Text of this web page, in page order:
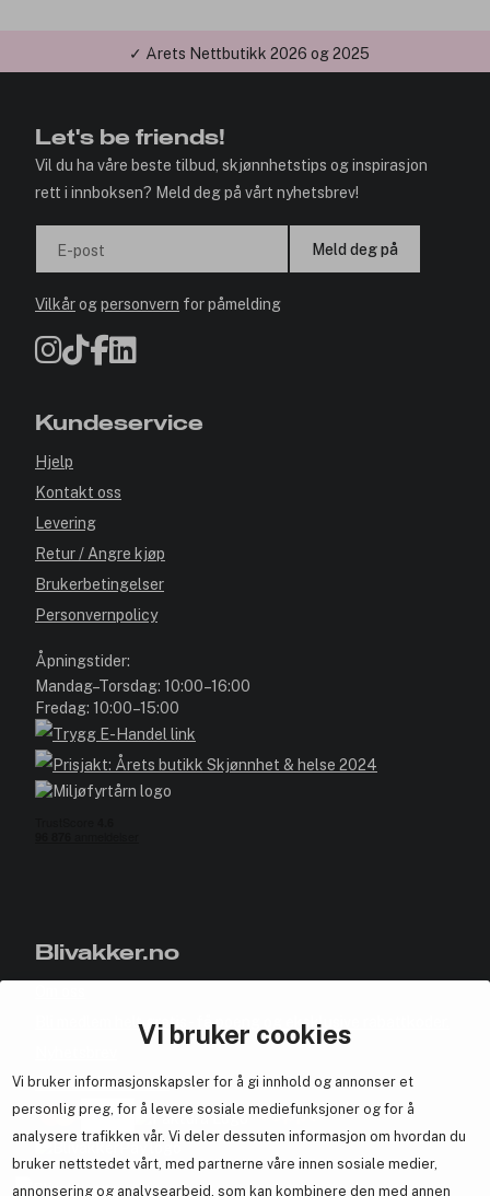
Vi bruker cookies
Vi bruker informasjonskapsler for å gi innhold og annonser et
personlig preg, for å levere sosiale mediefunksjoner og for å
analysere trafikken vår. Vi deler dessuten informasjon om hvordan du
bruker nettstedet vårt, med partnerne våre innen sosiale medier,
annonsering og analysearbeid, som kan kombinere den med annen
✓ Årets Nettbutikk 2026 og 2025
Let's be friends!
Vil du ha våre beste tilbud, skjønnhetstips og inspirasjon
rett i innboksen? Meld deg på vårt nyhetsbrev!
E-post Meld deg på
Vilkårogpersonvern for påmelding
Kundeservice
Hjelp
Kontakt oss
Levering
Retur / Angre kjøp
Brukerbetingelser
Personvernpolicy
Åpningstider:
Mandag–Torsdag: 10:00–16:00
Fredag: 10:00–15:00
Blivakker.no
Bli medlem helt gratis - få poeng og eksklusive rabattkoder.
Samarbeid med oss